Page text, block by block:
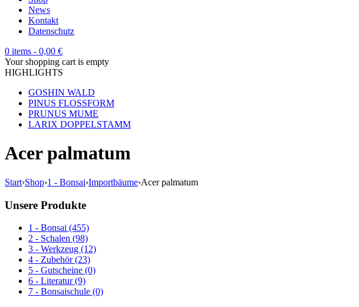
News
Kontakt
Datenschutz
0 items - 0,00 €
Your shopping cart is empty
HIGHLIGHTS
GOSHIN WALD
PINUS FLOSSFORM
PRUNUS MUME
LARIX DOPPELSTAMM
Acer palmatum
Start›Shop›1 - Bonsai›Importbäume›Acer palmatum
Unsere Produkte
1 - Bonsai (455)
2 - Schalen (98)
3 - Werkzeug (12)
4 - Zubehör (23)
5 - Gutscheine (0)
6 - Literatur (9)
7 - Bonsaischule (0)